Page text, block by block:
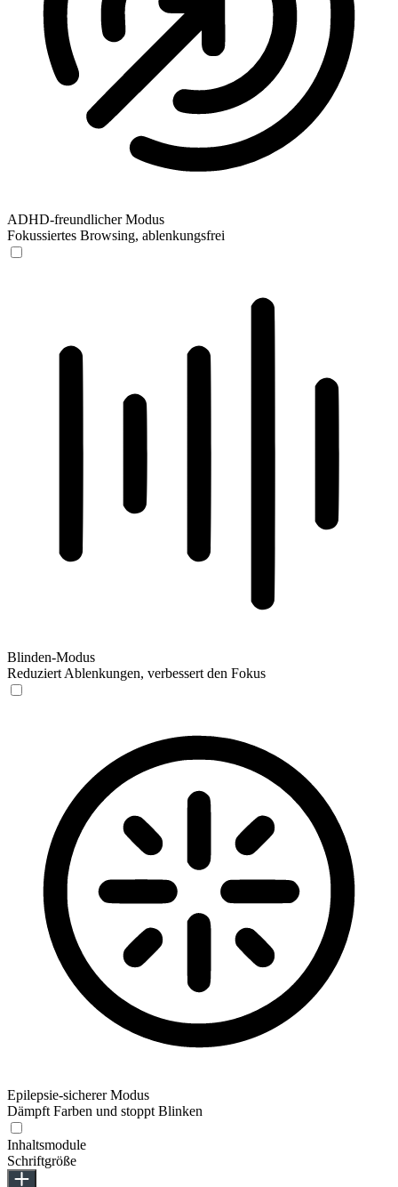
ADHD-freundlicher Modus
Fokussiertes Browsing, ablenkungsfrei
Blinden-Modus
Reduziert Ablenkungen, verbessert den Fokus
Epilepsie-sicherer Modus
Dämpft Farben und stoppt Blinken
Inhaltsmodule
Schriftgröße